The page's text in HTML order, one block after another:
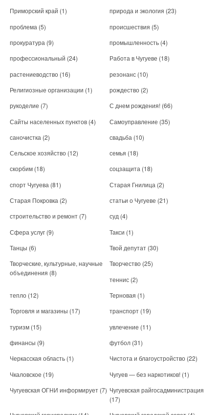
Приморский край (1) природа и экология (23)
проблема (5) происшествия (5)
прокуратура (9) промышленность (4)
профессиональный (24) Работа в Чугуеве (18)
растениеводство (16) резонанс (10)
Религиозные организации (1) рождество (2)
рукоделие (7) С днем рождения! (66)
Сайты населенных пунктов (4) Самоуправление (35)
саночистка (2) свадьба (10)
Сельское хозяйство (12) семья (18)
скорбим (18) соцзащита (18)
спорт Чугуева (81) Старая Гнилица (2)
Старая Покровка (2) статьи о Чугуеве (21)
строительство и ремонт (7) суд (4)
Сфера услуг (9) Такси (1)
Танцы (6) Твой депутат (30)
Творческие, культурные, научные
объединения (8)
Творчество (25)
теннис (2)
тепло (12) Терновая (1)
Торговля и магазины (17) транспорт (19)
туризм (15) увлечение (11)
финансы (9) футбол (31)
Черкасская область (1) Чистота и благоустройство (22)
Чкаловское (19) Чугуев — без наркотиков! (1)
Чугуевская ОГНИ информирует (7) Чугуевская райгосадминистрация
(17)